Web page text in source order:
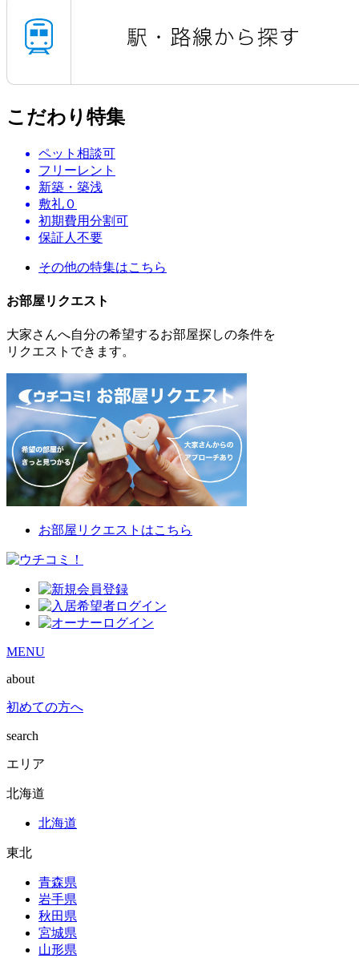
こだわり特集
ペット相談可
フリーレント
新築・築浅
敷礼０
初期費用分割可
保証人不要
その他の特集はこちら
お部屋リクエスト
大家さんへ自分の希望するお部屋探しの条件を
リクエストできます。
お部屋リクエストはこちら
MENU
about
初めての方へ
search
エリア
北海道
北海道
東北
青森県
岩手県
秋田県
宮城県
山形県